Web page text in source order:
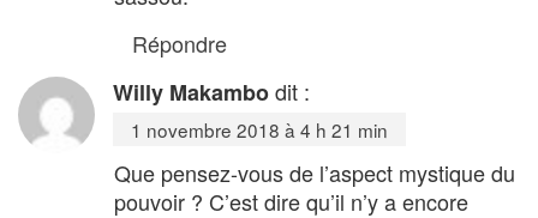
Répondre
Willy Makambodit :
1 novembre 2018 à 4 h 21 min
Que pensez-vous de l’aspect mystique du
pouvoir ? C’est dire qu’il n’y a encore